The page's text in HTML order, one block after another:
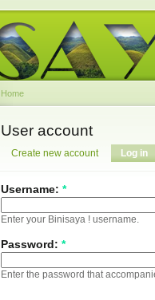
Home
User account
Create new account Log in
Username: *
Enter your Binisaya ! username.
Password: *
Enter the password that